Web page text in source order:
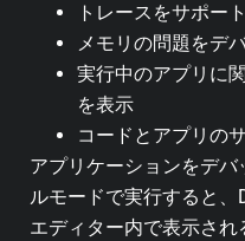
トレースをサポー
メモリの問題をデ
実行中のアプリに
を表示
コードとアプリの
アプリケーションをデ
ルモードで実行すると、
エディター内で表示さ